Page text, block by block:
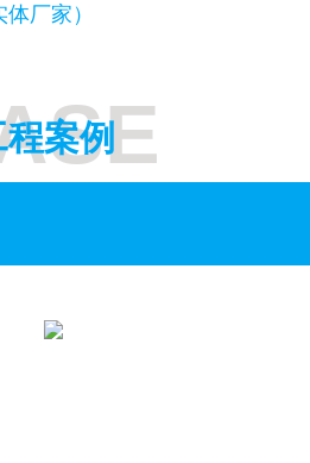
厂家）
案例